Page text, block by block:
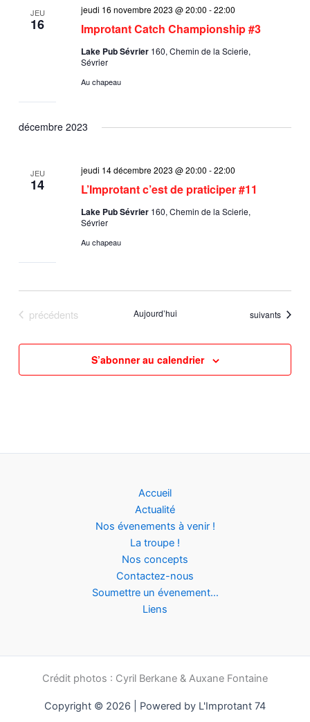
JEU
16 Improtant Catch Championship #3
jeudi 16 novembre 2023 @ 20:00 -22:00
Lake Pub Sévrier 160, Chemin de la Scierie,
Sévrier
Au chapeau
décembre 2023
JEU
14 L’Improtant c’est de praticiper #11
jeudi 14 décembre 2023 @ 20:00 -22:00
Lake Pub Sévrier 160, Chemin de la Scierie,
Sévrier
Au chapeau
Évènements
précédents Aujourd’hui Évènements
suivants
S’abonner au calendrier
Accueil
Actualité
Nos évenements à venir !
La troupe !
Nos concepts
Contactez-nous
Soumettre un évenement…
Liens
Crédit photos : Cyril Berkane & Auxane Fontaine
Copyright © 2026 | Powered by L'Improtant 74